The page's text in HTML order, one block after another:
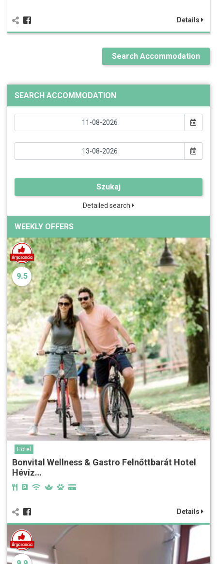
Details
Search Accommodation
SEARCH ACCOMMODATION
Szukaj
Detailed search
WEEKLY OFFERS
9.5
Hotel
Bonvital Wellness & Gastro Felnőttbarát Hotel
Hévíz…
Details